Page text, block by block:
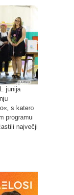
junija
s katero
programu
največji